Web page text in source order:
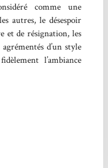
comme une
autres, le désespoir
et de résignation, les
d’un style
l’ambiance